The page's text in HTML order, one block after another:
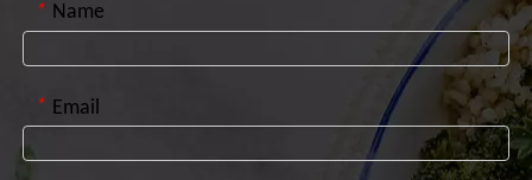
* Name
* Email